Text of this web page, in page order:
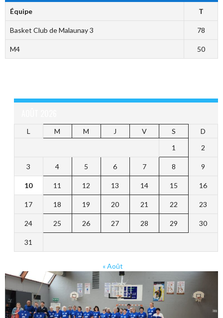
Équipe T
Basket Club de Malaunay 3 78
M4 50
L M M J V S
D
1
2
3 4 5 6 7 8 9
10 11 12 13 14 15 16
17 18 19 20 21 22 23
24 25 26 27 28 29 30
31
« Août